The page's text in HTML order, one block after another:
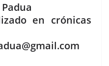
en crónicas